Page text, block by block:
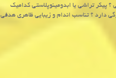
؟ پیکر تراشی یا ابدومینوپلاستی کدامیک
دارد ؟ تناسب اندام و زیبایی ظاهری هدفی